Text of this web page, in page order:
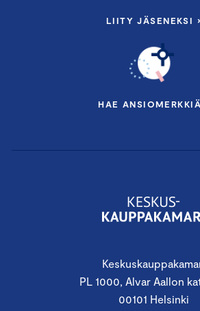
PL 1000, Alvar Aallon
00101 Helsinki
LIITY JÄSENEKSI ›
HAE